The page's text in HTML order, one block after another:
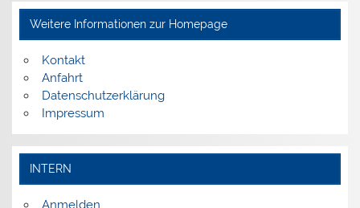
Weitere Informationen zur Homepage
Kontakt
Anfahrt
Datenschutzerklärung
Impressum
INTERN
Anmelden